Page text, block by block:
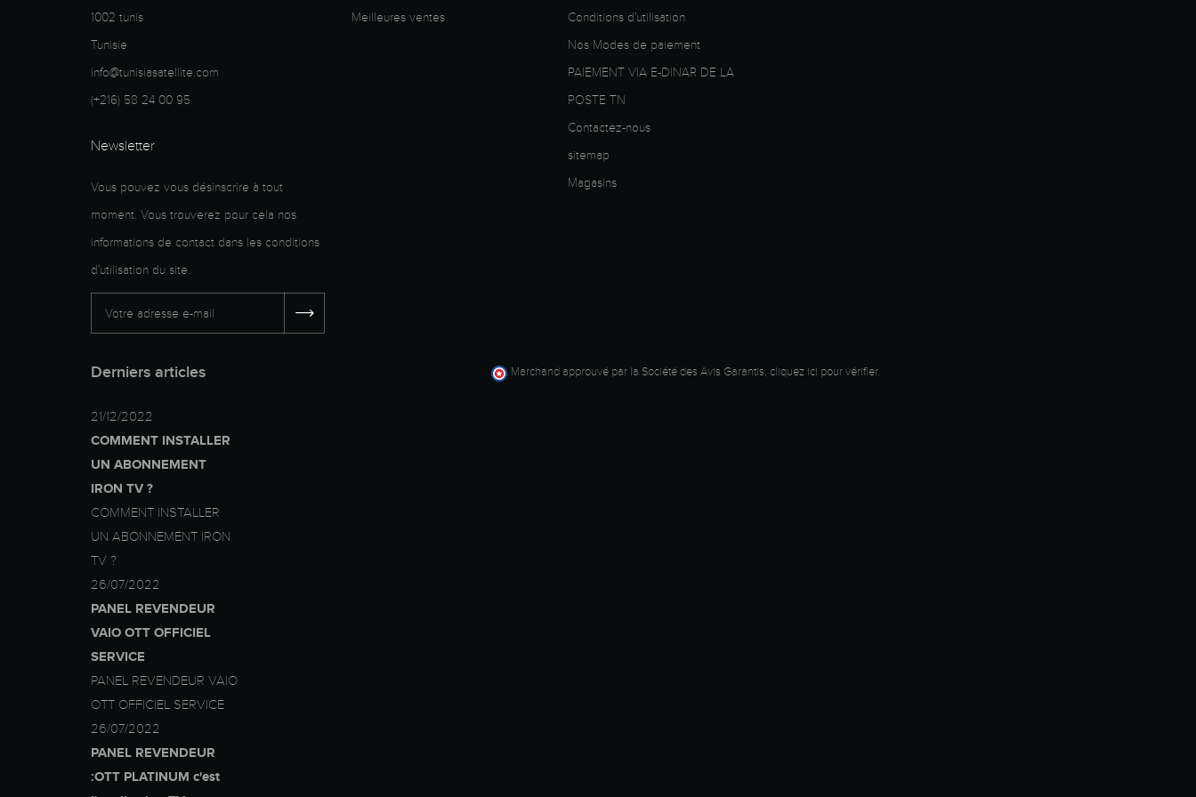
1002 tunis
Tunisie
info@tunisiasatellite.com
(+216) 58 24 00 95
Newsletter
Vous pouvez vous désinscrire à tout
moment. Vous trouverez pour cela nos
informations de contact dans les conditions
d'utilisation du site.
Meilleures ventes
Conditions d'utilisation
Nos Modes de paiement
PAIEMENT VIA E-DINAR DE LA
POSTE TN
Contactez-nous
sitemap
Magasins
Derniers articles
21/12/2022
COMMENT INSTALLER
UN ABONNEMENT
IRON TV ?
COMMENT INSTALLER
UN ABONNEMENT IRON
TV ?
26/07/2022
PANEL REVENDEUR
VAIO OTT OFFICIEL
SERVICE
PANEL REVENDEUR VAIO
OTT OFFICIEL SERVICE
26/07/2022
PANEL REVENDEUR
:OTT PLATINUM c'est
Marchand approuvé par la Société des Avis Garantis, cliquez ici pour vérifier.